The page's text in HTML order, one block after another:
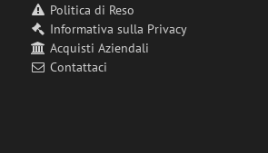
Politica di Reso
Informativa sulla Privacy
Acquisti Aziendali
Contattaci